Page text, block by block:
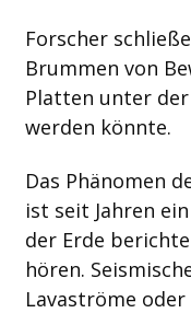
Forscher
Brummen von
Platten unter
werden könnte.
Das Phänomen
ist seit Jahren
der Erde
hören.
Lavaströme